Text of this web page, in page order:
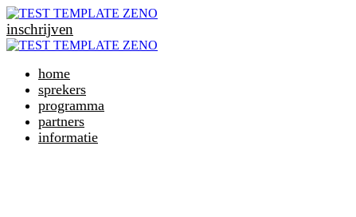
inschrijven
home
sprekers
programma
partners
informatie